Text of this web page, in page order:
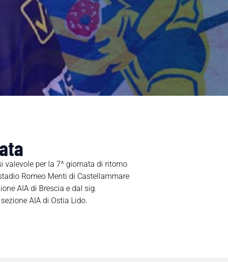
valevole per la 7^ giornata di ritorno
Romeo Menti di Castellammare
AIA di Brescia e dal sig.
AIA di Ostia Lido.